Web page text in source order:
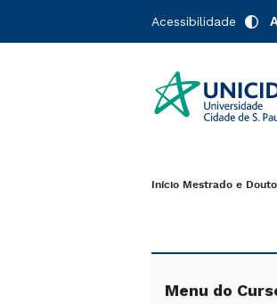
Acessibilidade
Início Mestrado e
Menu do